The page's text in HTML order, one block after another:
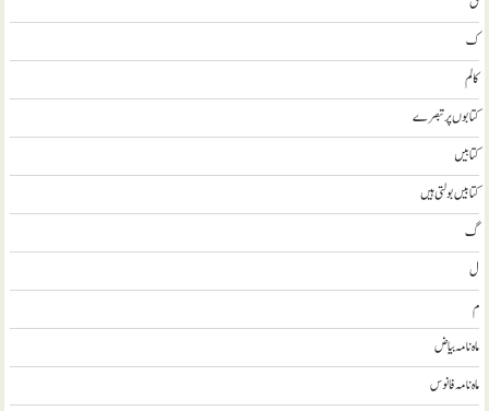
ک
کالم
کتابوں پر تبصرے
کتابيں
کتابیں بولتی ہیں
گ
ل
م
ماہ نامہ بیاض
ماہ نامہ فانوس